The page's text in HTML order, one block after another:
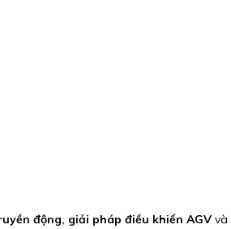
động, giải pháp điều khiển AGV và